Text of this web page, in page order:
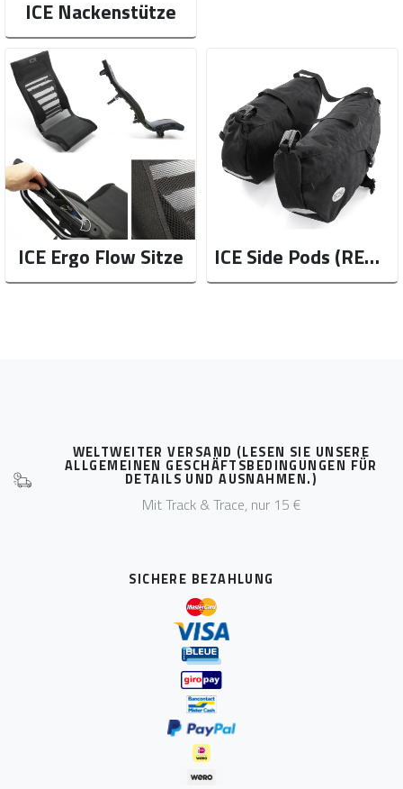
ICE Nackenstütze
ICE Ergo Flow Sitze ICE Side Pods (REG und HD)
WELTWEITER VERSAND (LESEN SIE UNSERE
ALLGEMEINEN GESCHÄFTSBEDINGUNGEN FÜR
DETAILS UND AUSNAHMEN.)
Mit Track & Trace, nur 15 €
SICHERE BEZAHLUNG